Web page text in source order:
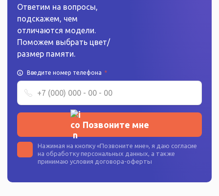
Ответим на вопросы,
подскажем, чем
отличаются модели.
Поможем выбрать цвет/
размер памяти.
Введите номер телефона *
Позвоните мне
Нажимая на кнопку «Позвоните мне», я даю согласие
на обработку персональных данных, а также
принимаю условия договора-оферты